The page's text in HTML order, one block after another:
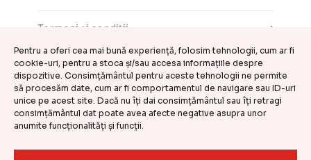
Pentru a oferi cea mai bună experiență, folosim tehnologii, cum ar fi
cookie-uri, pentru a stoca și/sau accesa informațiile despre
dispozitive. Consimțământul pentru aceste tehnologii ne permite
să procesăm date, cum ar fi comportamentul de navigare sau ID-uri
unice pe acest site. Dacă nu îți dai consimțământul sau îți retragi
consimțământul dat poate avea afecte negative asupra unor
anumite funcționalități și funcții.
Termeni și condiții
Contact
ANPC
Setări cookie-uri